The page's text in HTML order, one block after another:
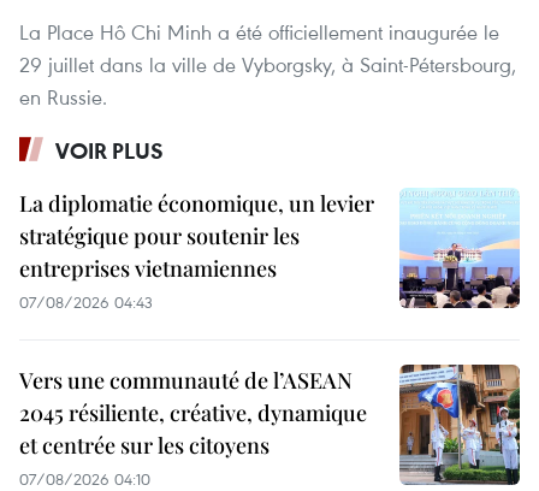
La Place Hô Chi Minh a été officiellement inaugurée le
29 juillet dans la ville de Vyborgsky, à Saint-Pétersbourg,
en Russie.
VOIR PLUS
La diplomatie économique, un levier
stratégique pour soutenir les
entreprises vietnamiennes
07/08/2026 04:43
Vers une communauté de l’ASEAN
2045 résiliente, créative, dynamique
et centrée sur les citoyens
07/08/2026 04:10